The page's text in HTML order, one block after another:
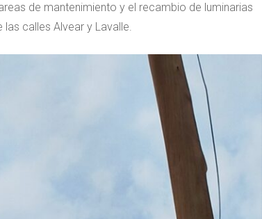
de mantenimiento y el recambio de luminarias
calles Alvear y Lavalle.